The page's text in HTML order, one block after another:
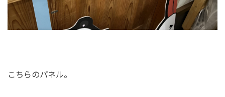
こちらのパネル。